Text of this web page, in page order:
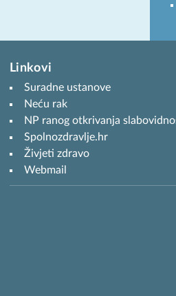
Linkovi
Suradne ustanove
Neću rak
NP ranog otkrivanja
Spolnozdravlje.hr
Živjeti zdravo
Webmail